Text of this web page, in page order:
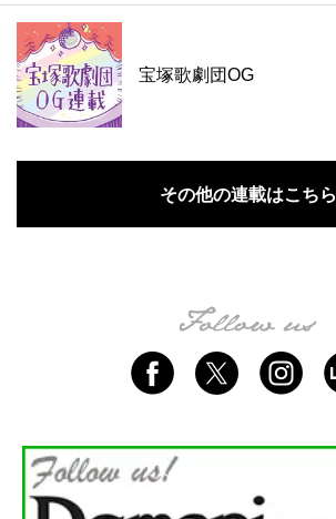
宝塚歌劇団OG
その他の連載はこちら